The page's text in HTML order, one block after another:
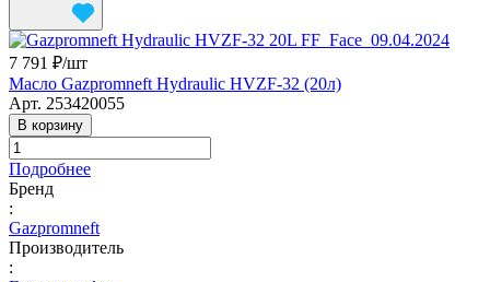
7 791 ₽/шт
Масло Gazpromneft Hydraulic HVZF-32 (20л)
Арт. 253420055
В корзину
Подробнее
Бренд
:
Gazpromneft
Производитель
: